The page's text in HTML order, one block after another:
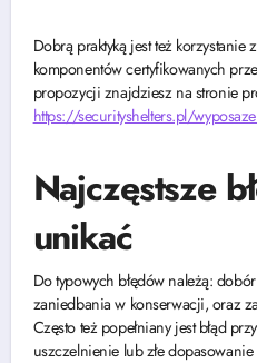
Dobrą praktyką jest też
komponentów certyfikowanych
propozycji znajdziesz na stronie
https://securityshelters.pl/
Najczęstsze
unikać
Do typowych błędów należą:
zaniedbania w konserwacji, oraz
Często też popełniany jest błąd
uszczelnienie lub złe dopasowanie